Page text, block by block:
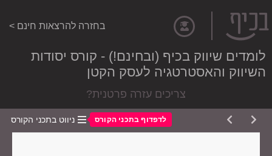
לומדים שיווק בכיף (ובחינם!) - קורס יסודות
השיווק והאסטרטגיה לעסק הקטן
צריכים עזרה פרטנית?
בחזרה להרצאות חינם >
ניווט בתכני הקורס לדפדוף בתכני הקורס